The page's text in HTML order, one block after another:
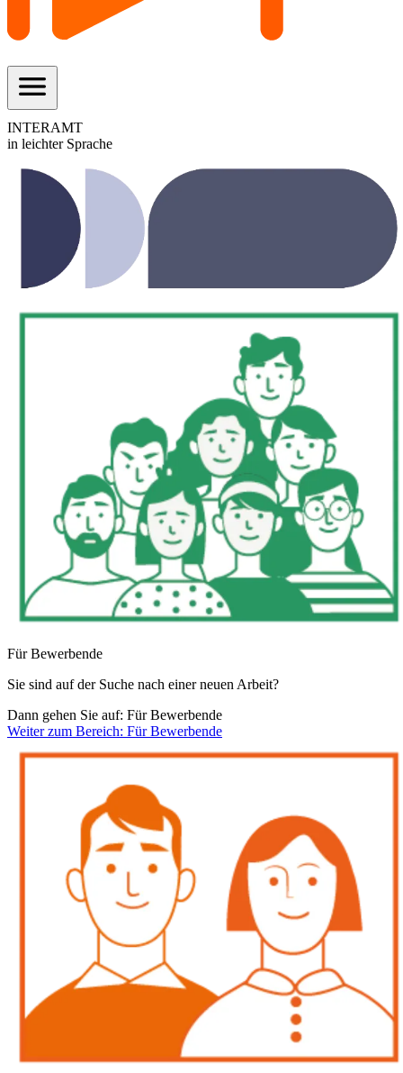
menu
INTERAMT
in leichter Sprache
Für Bewerbende
Sie sind auf der Suche nach einer neuen Arbeit?
Dann gehen Sie auf: Für Bewerbende
Weiter zum Bereich: Für Bewerbende